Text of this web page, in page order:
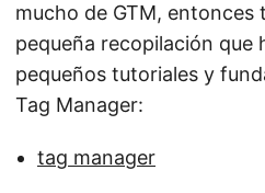
mucho de GTM, entonces
pequeña recopilación que
pequeños tutoriales y
Tag Manager:
tag manager